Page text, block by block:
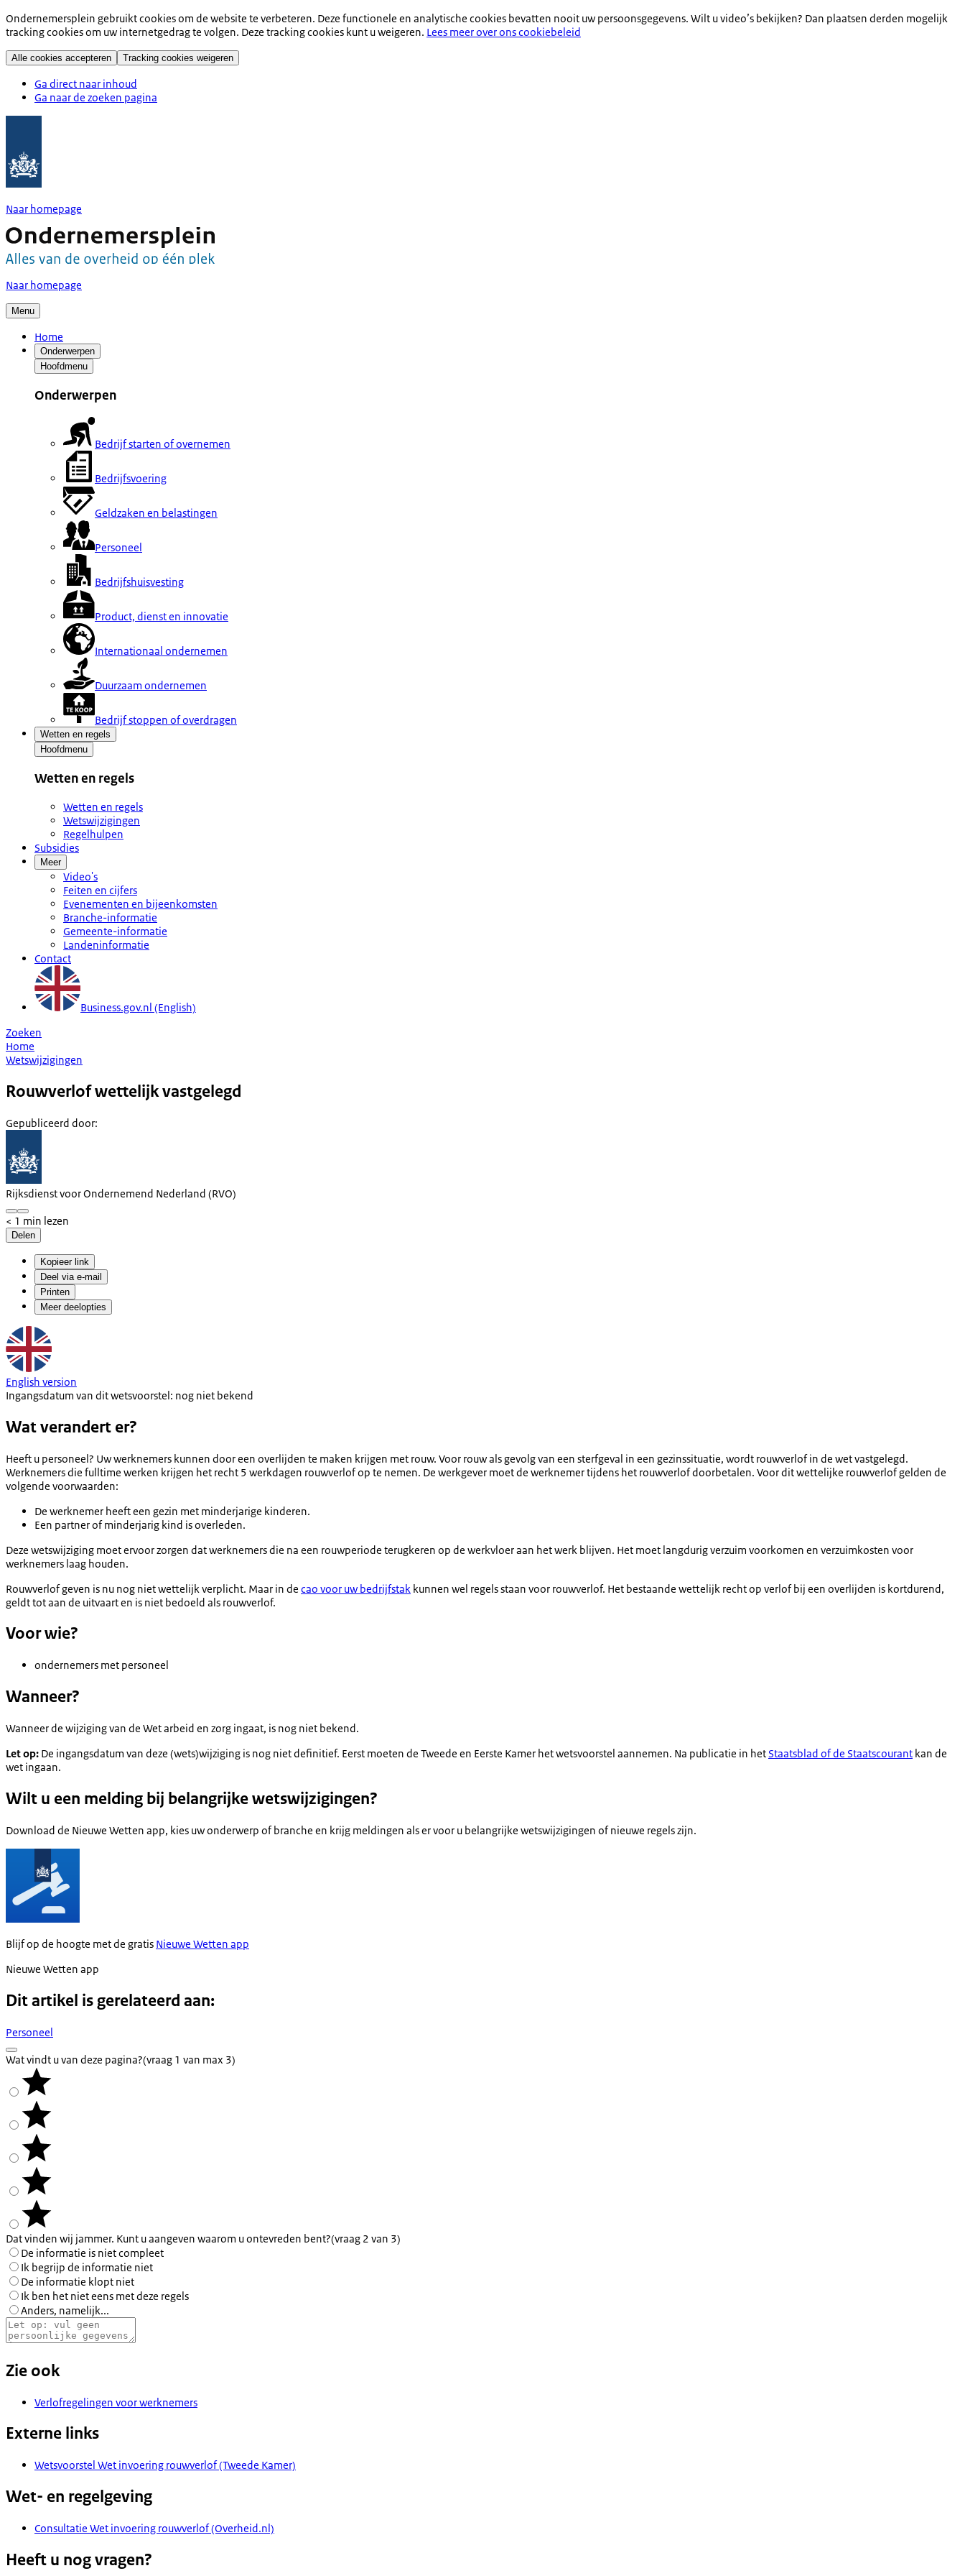
Ondernemersplein gebruikt cookies om de website te verbeteren. Deze functionele en analytische cookies bevatten nooit uw persoonsgegevens. Wilt u video’s bekijken? Dan plaatsen derden mogelijk
tracking cookies om uw internetgedrag te volgen. Deze tracking cookies kunt u weigeren. Lees meer over ons cookiebeleid
Alle cookies accepteren Tracking cookies weigeren
Ga direct naar inhoud
Ga naar de zoeken pagina
Naar homepage
Naar homepage
Menu
Home
Onderwerpen
Hoofdmenu
Onderwerpen
Bedrijf starten of overnemen
Bedrijfsvoering
Geldzaken en belastingen
Personeel
Bedrijfshuisvesting
Product, dienst en innovatie
Internationaal ondernemen
Duurzaam ondernemen
Bedrijf stoppen of overdragen
Wetten en regels
Hoofdmenu
Wetten en regels
Wetten en regels
Wetswijzigingen
Regelhulpen
Subsidies
Meer
Video's
Feiten en cijfers
Evenementen en bijeenkomsten
Branche-informatie
Gemeente-informatie
Landeninformatie
Contact
Business.gov.nl (English)
Zoeken
Home
Wetswijzigingen
Rouwverlof wettelijk vastgelegd
Gepubliceerd door:
Rijksdienst voor Ondernemend Nederland (RVO)
< 1 min lezen
Delen
Kopieer link
Deel via e-mail
Printen
Meer deelopties
English version
Ingangsdatum van dit wetsvoorstel: nog niet bekend
Wat verandert er?
Heeft u personeel? Uw werknemers kunnen door een overlijden te maken krijgen met rouw. Voor rouw als gevolg van een sterfgeval in een gezinssituatie, wordt rouwverlof in de wet vastgelegd.
Werknemers die fulltime werken krijgen het recht 5 werkdagen rouwverlof op te nemen. De werkgever moet de werknemer tijdens het rouwverlof doorbetalen. Voor dit wettelijke rouwverlof gelden de
volgende voorwaarden:
De werknemer heeft een gezin met minderjarige kinderen.
Een partner of minderjarig kind is overleden.
Deze wetswijziging moet ervoor zorgen dat werknemers die na een rouwperiode terugkeren op de werkvloer aan het werk blijven. Het moet langdurig verzuim voorkomen en verzuimkosten voor
werknemers laag houden.
Rouwverlof geven is nu nog niet wettelijk verplicht. Maar in de cao voor uw bedrijfstak kunnen wel regels staan voor rouwverlof. Het bestaande wettelijk recht op verlof bij een overlijden is kortdurend,
geldt tot aan de uitvaart en is niet bedoeld als rouwverlof.
Voor wie?
ondernemers met personeel
Wanneer?
Wanneer de wijziging van de Wet arbeid en zorg ingaat, is nog niet bekend.
Let op: De ingangsdatum van deze (wets)wijziging is nog niet definitief. Eerst moeten de Tweede en Eerste Kamer het wetsvoorstel aannemen. Na publicatie in hetStaatsblad of de Staatscourant kan de
wet ingaan.
Wilt u een melding bij belangrijke wetswijzigingen?
Download de Nieuwe Wetten app, kies uw onderwerp of branche en krijg meldingen als er voor u belangrijke wetswijzigingen of nieuwe regels zijn.
Blijf op de hoogte met de gratis Nieuwe Wetten app
Nieuwe Wetten app
Dit artikel is gerelateerd aan:
Personeel
Wat vindt u van deze pagina?(vraag 1 van max 3)
Dat vinden wij jammer. Kunt u aangeven waarom u ontevreden bent?(vraag 2 van 3)
De informatie is niet compleet
Ik begrijp de informatie niet
De informatie klopt niet
Ik ben het niet eens met deze regels
Anders, namelijk...
Zie ook
Verlofregelingen voor werknemers
Externe links
Wetsvoorstel Wet invoering rouwverlof (Tweede Kamer)
Wet- en regelgeving
Consultatie Wet invoering rouwverlof (Overheid.nl)
Heeft u nog vragen?